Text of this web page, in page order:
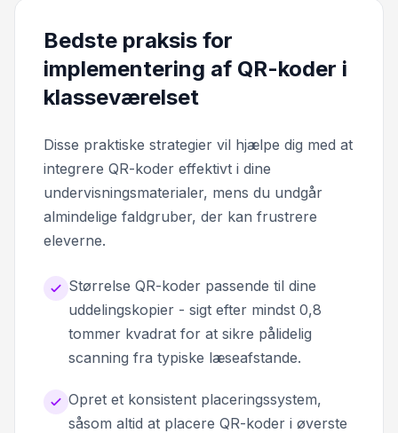
Bedste praksis for
implementering af QR-koder i
klasseværelset
Disse praktiske strategier vil hjælpe dig med at
integrere QR-koder effektivt i dine
undervisningsmaterialer, mens du undgår
almindelige faldgruber, der kan frustrere
eleverne.
Størrelse QR-koder passende til dine
uddelingskopier - sigt efter mindst 0,8
tommer kvadrat for at sikre pålidelig
scanning fra typiske læseafstande.
Opret et konsistent placeringssystem,
såsom altid at placere QR-koder i øverste